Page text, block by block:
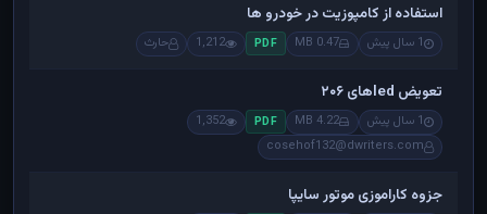
استفاده از کامپوزیت در خودرو ها
1 سال پیش 0.47 MB
PDF
1,212 حارث
تعویض ledهای ۲۰۶
1 سال پیش 4.22 MB
PDF
1,352
cosehof132@dwriters.com
جزوه کاراموزی موتور سایپا